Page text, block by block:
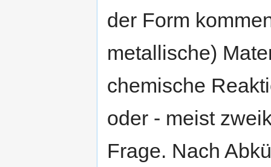
der Form
metallische)
chemische
oder - meist
Frage. Nach